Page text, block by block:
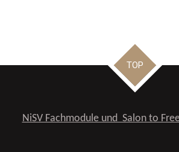
TOP
NiSV Fachmodule und Salon to